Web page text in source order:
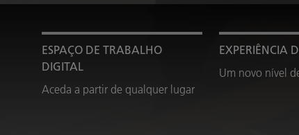
ESPAÇO DE TRABALHO
DIGITAL
Aceda a partir de qualquer lugar
EXPERIÊNCIA
Um novo nível